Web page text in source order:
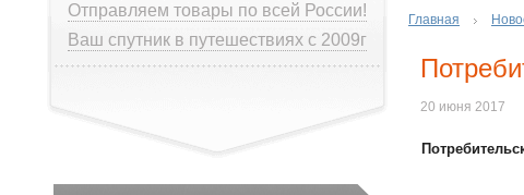
Отправляем товары по всей России!
Ваш спутник в путешествиях с 2009г
Главная
20 июня 2017